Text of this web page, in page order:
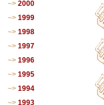
2000
1999
1998
1997
1996
1995
1994
1993